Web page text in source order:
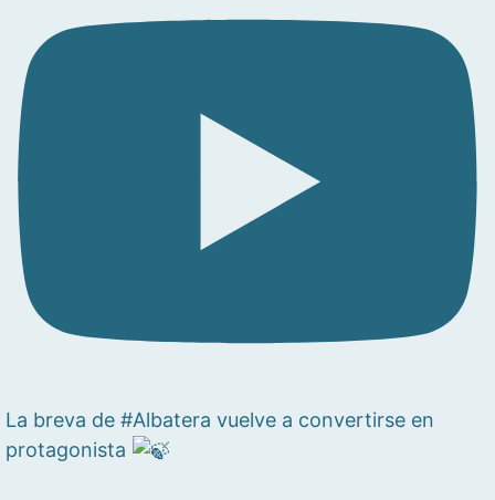
La breva de #Albatera vuelve a convertirse en
protagonista